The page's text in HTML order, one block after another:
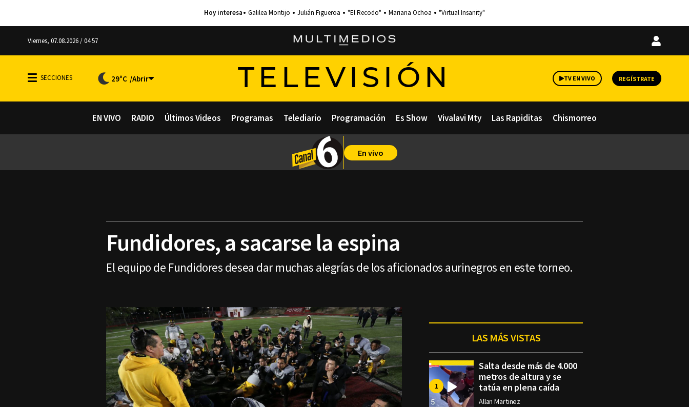
Galilea Montijo Julián Figueroa "El Recodo" Mariana Ochoa "Virtual Insanity"
Viernes, 07.08.2026 / 04:57
Iniciar
29°C TELEVISIÓN TV EN VIVO REGÍSTRATE
EN VIVO RADIO Últimos Videos Programas Telediario Programación Es Show Vivalavi Mty Las Rapiditas Chismorreo
En vivo
Fundidores, a sacarse la espina
El equipo de Fundidores desea dar muchas alegrías de los aficionados aurinegros en este torneo.
LAS MÁS VISTAS
Salta desde más de 4.000
metros de altura y se
tatúa en plena caída
Allan Martinez